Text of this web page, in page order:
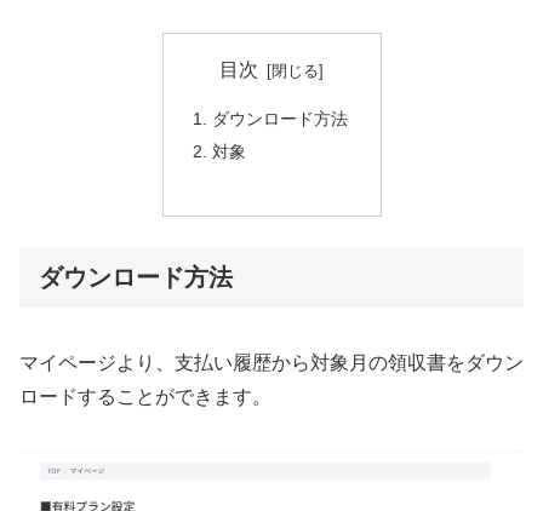
目次
ダウンロード方法
対象
ダウンロード方法
マイページより、支払い履歴から対象月の領収書をダウン
ロードすることができます。